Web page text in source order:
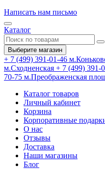
Написать нам письмо
Каталог
Выберите магазин
+ 7 (499) 391-01-46
м.Сходненская + 7 (499) 391-
70-75 м.Преображенская
Каталог товаров
Личный кабинет
Корзина
Корпоративные
О нас
Отзывы
Доставка
Наши магазины
Блог